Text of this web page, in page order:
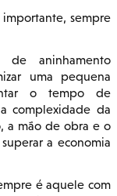
importante, sempre
aninhamento
uma pequena
o tempo de
complexidade da
a mão de obra e o
a economia
é aquele com